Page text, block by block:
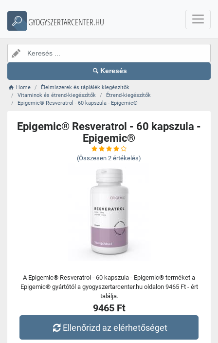
GYOGYSZERTARCENTER.HU
Keresés
Home
Élelmiszerek és táplálék kiegészítők
Vitaminok és étrend-kiegészítők
Étrend-kiegészítők
Epigemic® Resveratrol - 60 kapszula - Epigemic®
Epigemic® Resveratrol - 60 kapszula -
Epigemic®
(Összesen 2 értékelés)
A Epigemic® Resveratrol - 60 kapszula - Epigemic® terméket a
Epigemic® gyártótól a gyogyszertarcenter.hu oldalon 9465 Ft - ért
találja.
9465 Ft
Ellenőrizd az elérhetőséget